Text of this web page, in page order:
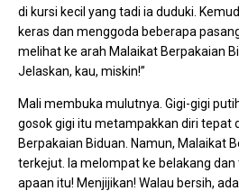
di kursi kecil yang tadi ia duduki.
keras dan menggoda beberapa
melihat ke arah Malaikat Berpakaian
Jelaskan, kau, miskin!”
Mali membuka mulutnya. Gigi-gigi
gosok gigi itu metampakkan diri tepat
Berpakaian Biduan. Namun, Malaikat
terkejut. Ia melompat ke belakang dan
apaan itu! Menjijikan! Walau bersih,